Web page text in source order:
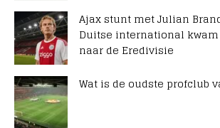
Ajax stunt met Julian
Duitse international
naar de Eredivisie
Wat is de oudste profclub